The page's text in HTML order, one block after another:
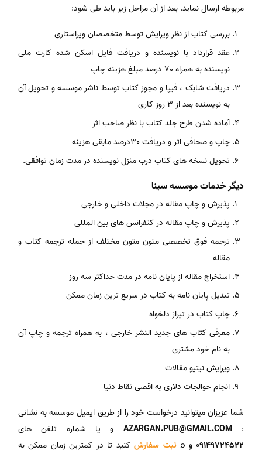
مربوطه ارسال نماید. بعد از آن مراحل زیر باید طی شود:
بررسی کتاب از نظر ویرایش توسط متخصصان ویراستاری
عقد قرارداد با نویسنده و دریافت فایل اسکن شده کارت ملی
نویسنده به همراه 70 درصد مبلغ هزینه چاپ
دریافت شابک ، فیپا و مجوز کتاب توسط ناشر موسسه و تحویل آن
به نویسنده بعد از 3 روز کاری
آماده شدن طرح جلد کتاب با نظر صاحب اثر
چاپ و صحافی اثر و دریافت 30درصد مابقی هزینه
تحویل نسخه های کتاب درب منزل نویسنده در مدت زمان توافقی.
دیگر خدمات موسسه سینا
پذیرش و چاپ مقاله در مجلات داخلی و خارجی
پذیرش و چاپ مقاله در کنفرانس های بین المللی
ترجمه فوق تخصصی متون متون مختلف از جمله ترجمه کتاب و
مقاله
استخراج مقاله از پایان نامه در مدت حداکثر سه روز
تبدیل پایان نامه به کتاب در سریع ترین زمان ممکن
چاپ کتاب در تیراژ دلخواه
معرفی کتاب های جدید النشر خارجی ، به همراه ترجمه و چاپ آن
به نام خود مشتری
ویرایش نیتیو مقالات
انجام حوالجات دلاری به اقصی نقاط دنیا
شما عزیزان میتوانید درخواست خود را از طریق ایمیل موسسه به نشانی
:
AZARGAN.PUB@GMAIL.COM و یا شماره تلفن های
09149724522 و ⌕
ثبت سفارشکنید تا در کمترین زمان ممکن به